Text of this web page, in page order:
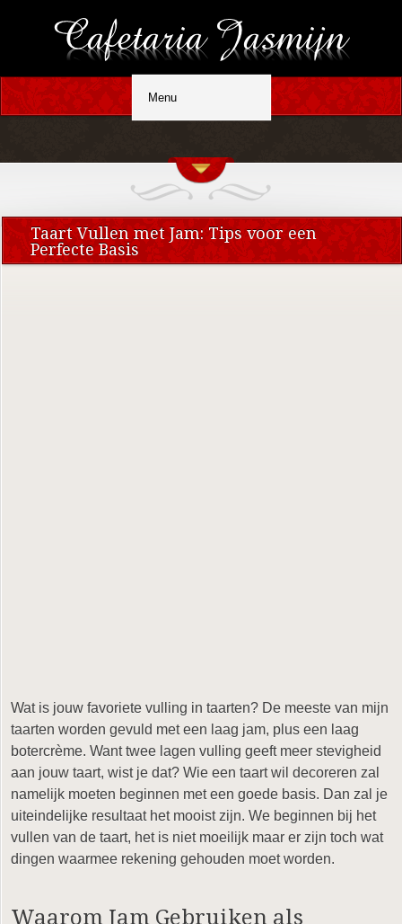
Taart Vullen met Jam: Tips voor een
Perfecte Basis
Wat is jouw favoriete vulling in taarten? De meeste van mijn
taarten worden gevuld met een laag jam, plus een laag
botercrème. Want twee lagen vulling geeft meer stevigheid
aan jouw taart, wist je dat? Wie een taart wil decoreren zal
namelijk moeten beginnen met een goede basis. Dan zal je
uiteindelijke resultaat het mooist zijn. We beginnen bij het
vullen van de taart, het is niet moeilijk maar er zijn toch wat
dingen waarmee rekening gehouden moet worden.
Waarom Jam Gebruiken als